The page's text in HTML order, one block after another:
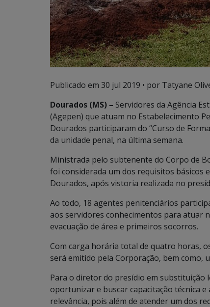
Publicado em 30 jul 2019 • por Tatyane
Dourados (MS) – Servidores da Agência
(Agepen) que atuam no Estabelecimento
Dourados participaram do “Curso de
da unidade penal, na última semana.
Ministrada pelo subtenente do Corpo de
foi considerada um dos requisitos básicos
Dourados, após vistoria realizada no
Ao todo, 18 agentes penitenciários
aos servidores conhecimentos para atuar
evacuação de área e primeiros socorros.
Com carga horária total de quatro horas,
será emitido pela Corporação, bem como,
Para o diretor do presídio em substituição
oportunizar e buscar capacitação técnica
relevância, pois além de atender um dos